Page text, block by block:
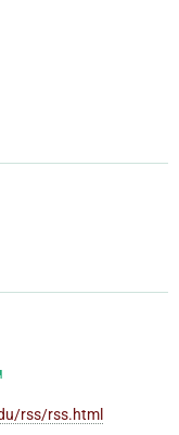
rss/rss.html